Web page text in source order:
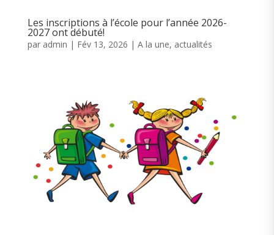
Les inscriptions à l’école pour l’année 2026-
2027 ont débuté!
par admin | Fév 13, 2026 | A la une, actualités